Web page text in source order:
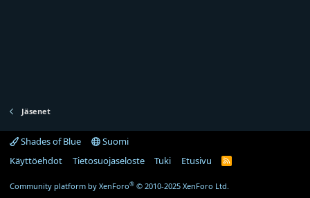
Jäsenet
Shades of Blue
Suomi
Käyttöehdot
Tietosuojaseloste Tuki Etusivu
R
Community platform by XenForo® © 2010-2025 XenForo Ltd.